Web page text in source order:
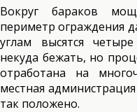
Вокруг бараков
периметр ограждения
углам высятся
некуда бежать, но
отработана на
местная
так положено.